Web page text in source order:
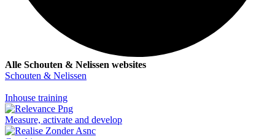
Alle Schouten & Nelissen websites
Schouten & Nelissen
Inhouse training
Measure, activate and develop